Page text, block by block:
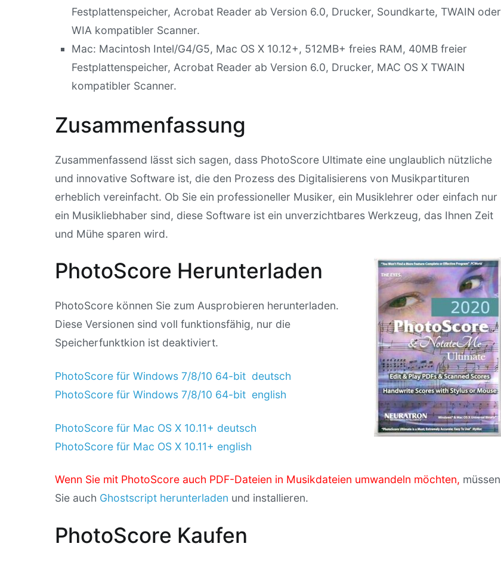
Festplattenspeicher, Acrobat Reader ab Version 6.0, Drucker, Soundkarte, TWAIN oder
WIA kompatibler Scanner.
Mac: Macintosh Intel/G4/G5, Mac OS X 10.12+, 512MB+ freies RAM, 40MB freier
Festplattenspeicher, Acrobat Reader ab Version 6.0, Drucker, MAC OS X TWAIN
kompatibler Scanner.
Zusammenfassung
Zusammenfassend lässt sich sagen, dass PhotoScore Ultimate eine unglaublich nützliche
und innovative Software ist, die den Prozess des Digitalisierens von Musikpartituren
erheblich vereinfacht. Ob Sie ein professioneller Musiker, ein Musiklehrer oder einfach nur
ein Musikliebhaber sind, diese Software ist ein unverzichtbares Werkzeug, das Ihnen Zeit
und Mühe sparen wird.
PhotoScore Herunterladen
PhotoScore können Sie zum Ausprobieren herunterladen.
Diese Versionen sind voll funktionsfähig, nur die
Speicherfunktkion ist deaktiviert.
PhotoScore für Windows 7/8/10 64-bit deutsch
PhotoScore für Windows 7/8/10 64-bit english
PhotoScore für Mac OS X 10.11+ deutsch
PhotoScore für Mac OS X 10.11+ english
Wenn Sie mit PhotoScore auch PDF-Dateien in Musikdateien umwandeln möchten, müssen
Sie auch Ghostscript herunterladen und installieren.
PhotoScore Kaufen